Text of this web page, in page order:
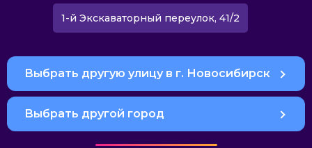
1-й Экскаваторный переулок, 41/2
Выбрать другую улицу в г. Новосибирск
Выбрать другой город